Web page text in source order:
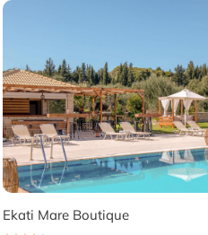
Ekati Mare Boutique